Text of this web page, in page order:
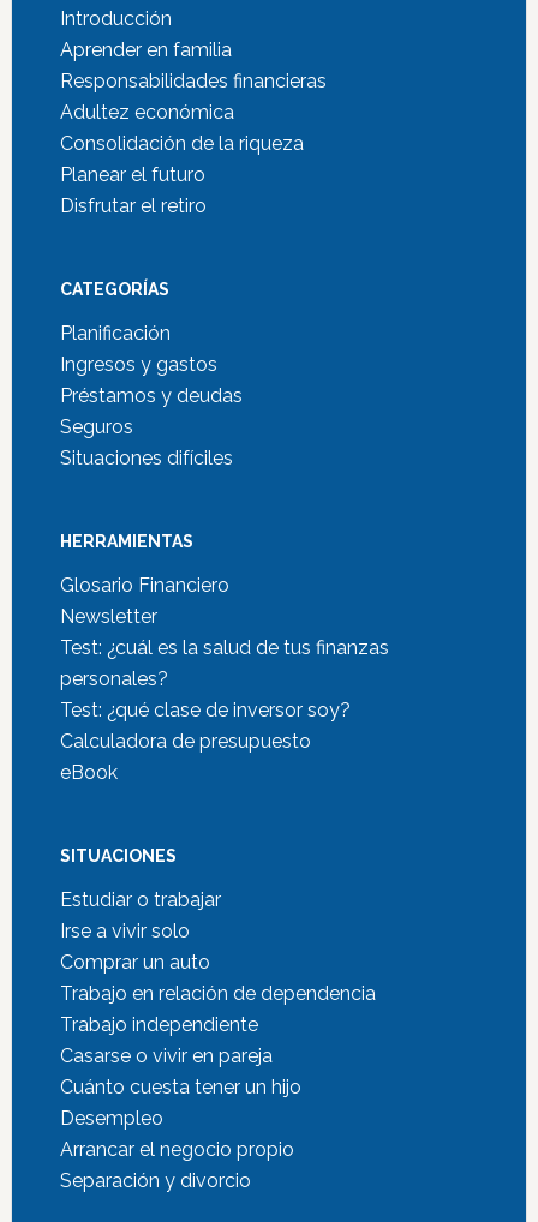
Introducción
Aprender en familia
Responsabilidades financieras
Adultez económica
Consolidación de la riqueza
Planear el futuro
Disfrutar el retiro
CATEGORÍAS
Planificación
Ingresos y gastos
Préstamos y deudas
Seguros
Situaciones difíciles
HERRAMIENTAS
Glosario Financiero
Newsletter
Test: ¿cuál es la salud de tus finanzas
personales?
Test: ¿qué clase de inversor soy?
Calculadora de presupuesto
eBook
SITUACIONES
Estudiar o trabajar
Irse a vivir solo
Comprar un auto
Trabajo en relación de dependencia
Trabajo independiente
Casarse o vivir en pareja
Cuánto cuesta tener un hijo
Desempleo
Arrancar el negocio propio
Separación y divorcio